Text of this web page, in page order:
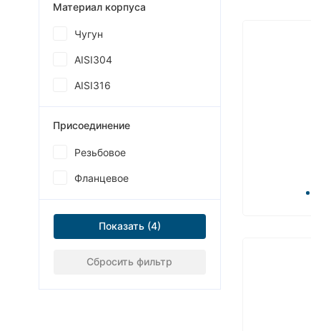
Материал корпуса
Чугун
AISI304
AISI316
Присоединение
Резьбовое
Фланцевое
Показать
Сбросить фильтр